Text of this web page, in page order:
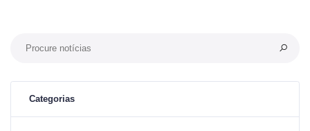
Categorias